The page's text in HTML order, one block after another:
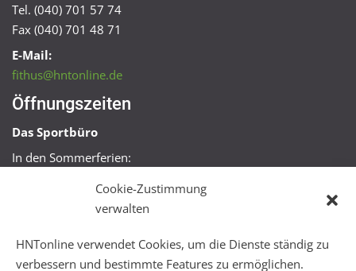
Cookie-Zustimmung
verwalten
HNTonline verwendet Cookies, um die Dienste ständig zu
verbessern und bestimmte Features zu ermöglichen.
Tel. (040) 701 57 74
Fax (040) 701 48 71
E-Mail:
fithus@hntonline.de
Öffnungszeiten
Das Sportbüro
In den Sommerferien:
Mo + Mi 16:00 – 18:00 Uhr
Mo – Fr 08:00 – 22:00 Uhr
Sa + So 10:00 – 18:00 Uhr